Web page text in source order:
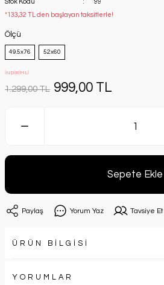
Stok Kodu
99
*133,32 TL den başlayan taksitlerle!
Ölçü
49.5x76 52x60
İNDİRİMLİ
1.299,00 TL 999,00 TL
Sepete Ekle
Paylaş Yorum Yaz Tavsiye Et
ÜRÜN BİLGİSİ
YORUMLAR